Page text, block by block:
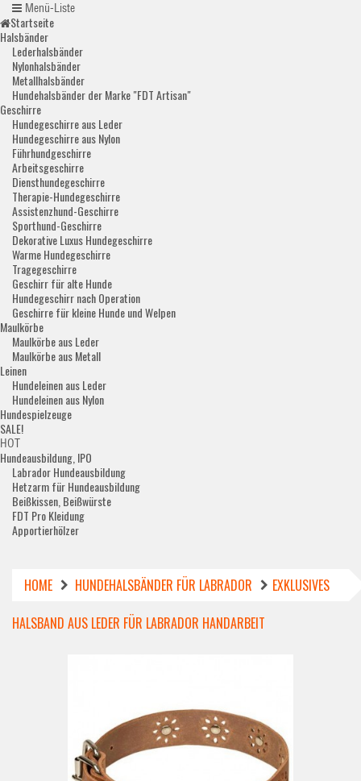
Menü-Liste
Startseite
Halsbänder
Lederhalsbänder
Nylonhalsbänder
Metallhalsbänder
Hundehalsbänder der Marke "FDT Artisan"
Geschirre
Hundegeschirre aus Leder
Hundegeschirre aus Nylon
Führhundgeschirre
Arbeitsgeschirre
Diensthundegeschirre
Therapie-Hundegeschirre
Assistenzhund-Geschirre
Sporthund-Geschirre
Dekorative Luxus Hundegeschirre
Warme Hundegeschirre
Tragegeschirre
Geschirr für alte Hunde
Hundegeschirr nach Operation
Geschirre für kleine Hunde und Welpen
Maulkörbe
Maulkörbe aus Leder
Maulkörbe aus Metall
Leinen
Hundeleinen aus Leder
Hundeleinen aus Nylon
Hundespielzeuge
SALE!
HOT
Hundeausbildung, IPO
Labrador Hundeausbildung
Hetzarm für Hundeausbildung
Beißkissen, Beißwürste
FDT Pro Kleidung
Apportierhölzer
HOME HUNDEHALSBÄNDER FÜR LABRADOR
EXKLUSIVES
HALSBAND AUS LEDER FÜR LABRADOR HANDARBEIT